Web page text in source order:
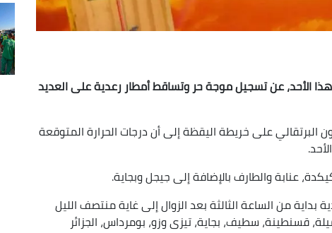
الأحد، عن تسجيل موجة حر وتساقط أمطار رعدية على العديد
البرتقالي على خريطة اليقظة إلى أن درجات الحرارة المتوقعة
عنابة والطارف بالإضافة إلى جيجل وبجاية.
من الساعة الثالثة بعد الزوال إلى غاية منتصف الليل
قسنطينة، سطيف، بجاية، تيزى وزو، بومرداس، الجزائر